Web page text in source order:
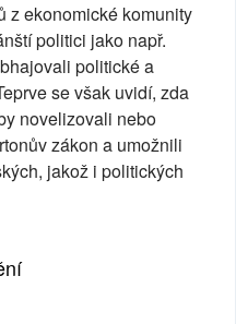
z ekonomické komunity
politici jako např.
politické a
se však uvidí, zda
novelizovali nebo
zákon a umožnili
jakož i politických